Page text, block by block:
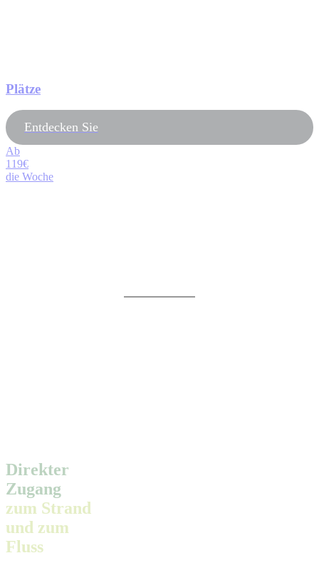
Plätze
Entdecken Sie
Ab
119€
die Woche
Direkter
Zugang
zum Strand
und zum
Fluss